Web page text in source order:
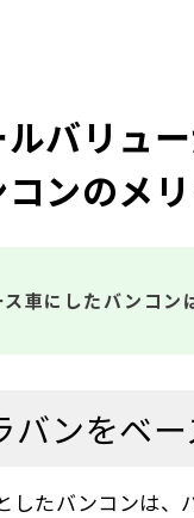
バリュ
ンのメリ
車にしたバンコン
バンをベ
したバンコンは